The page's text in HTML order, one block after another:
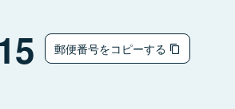
郵便番号をコピーする